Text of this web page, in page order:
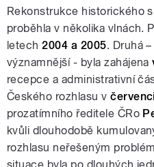
Rekonstrukce historického
proběhla v několika vlnách.
letech 2004 a 2005. Druhá
významnější - byla zahájena
recepce a administrativní
Českého rozhlasu v
prozatímního ředitele ČRo
kvůli dlouhodobě
rozhlasu neřešeným